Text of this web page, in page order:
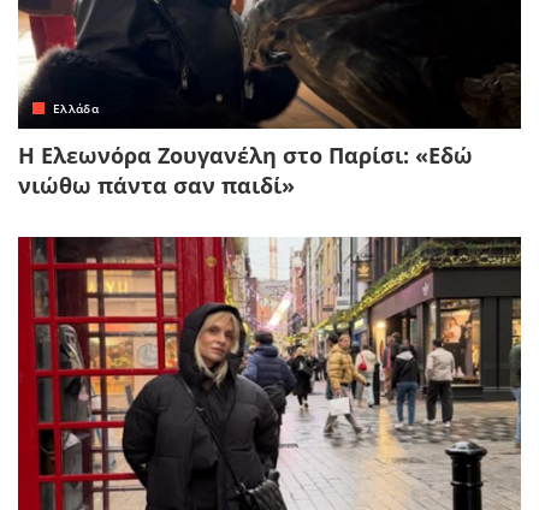
Ελλάδα
Η Ελεωνόρα Ζουγανέλη στο Παρίσι: «Εδώ
νιώθω πάντα σαν παιδί»